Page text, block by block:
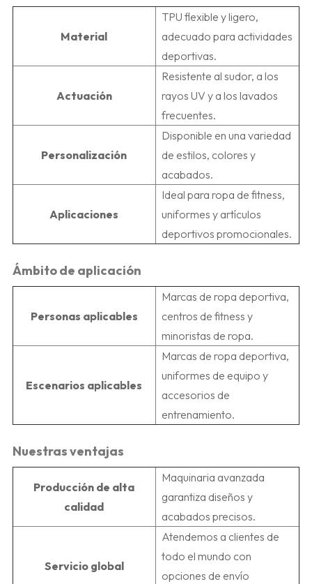
Material
TPU flexible y ligero,
adecuado para actividades
deportivas.
Actuación
Resistente al sudor, a los
rayos UV y a los lavados
frecuentes.
Personalización
Disponible en una variedad
de estilos, colores y
acabados.
Aplicaciones
Ideal para ropa de fitness,
uniformes y artículos
deportivos promocionales.
Ámbito de aplicación
Personas aplicables
Marcas de ropa deportiva,
centros de fitness y
minoristas de ropa.
Escenarios aplicables
Marcas de ropa deportiva,
uniformes de equipo y
accesorios de
entrenamiento.
Nuestras ventajas
Producción de alta
calidad
Maquinaria avanzada
garantiza diseños y
acabados precisos.
Servicio global
Atendemos a clientes de
todo el mundo con
opciones de envío